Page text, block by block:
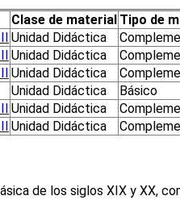
Clase de material Tipo de
Unidad Didáctica
Unidad Didáctica
Unidad Didáctica
Unidad Didáctica Básico
Unidad Didáctica
Unidad Didáctica
de los siglos XIX y XX,